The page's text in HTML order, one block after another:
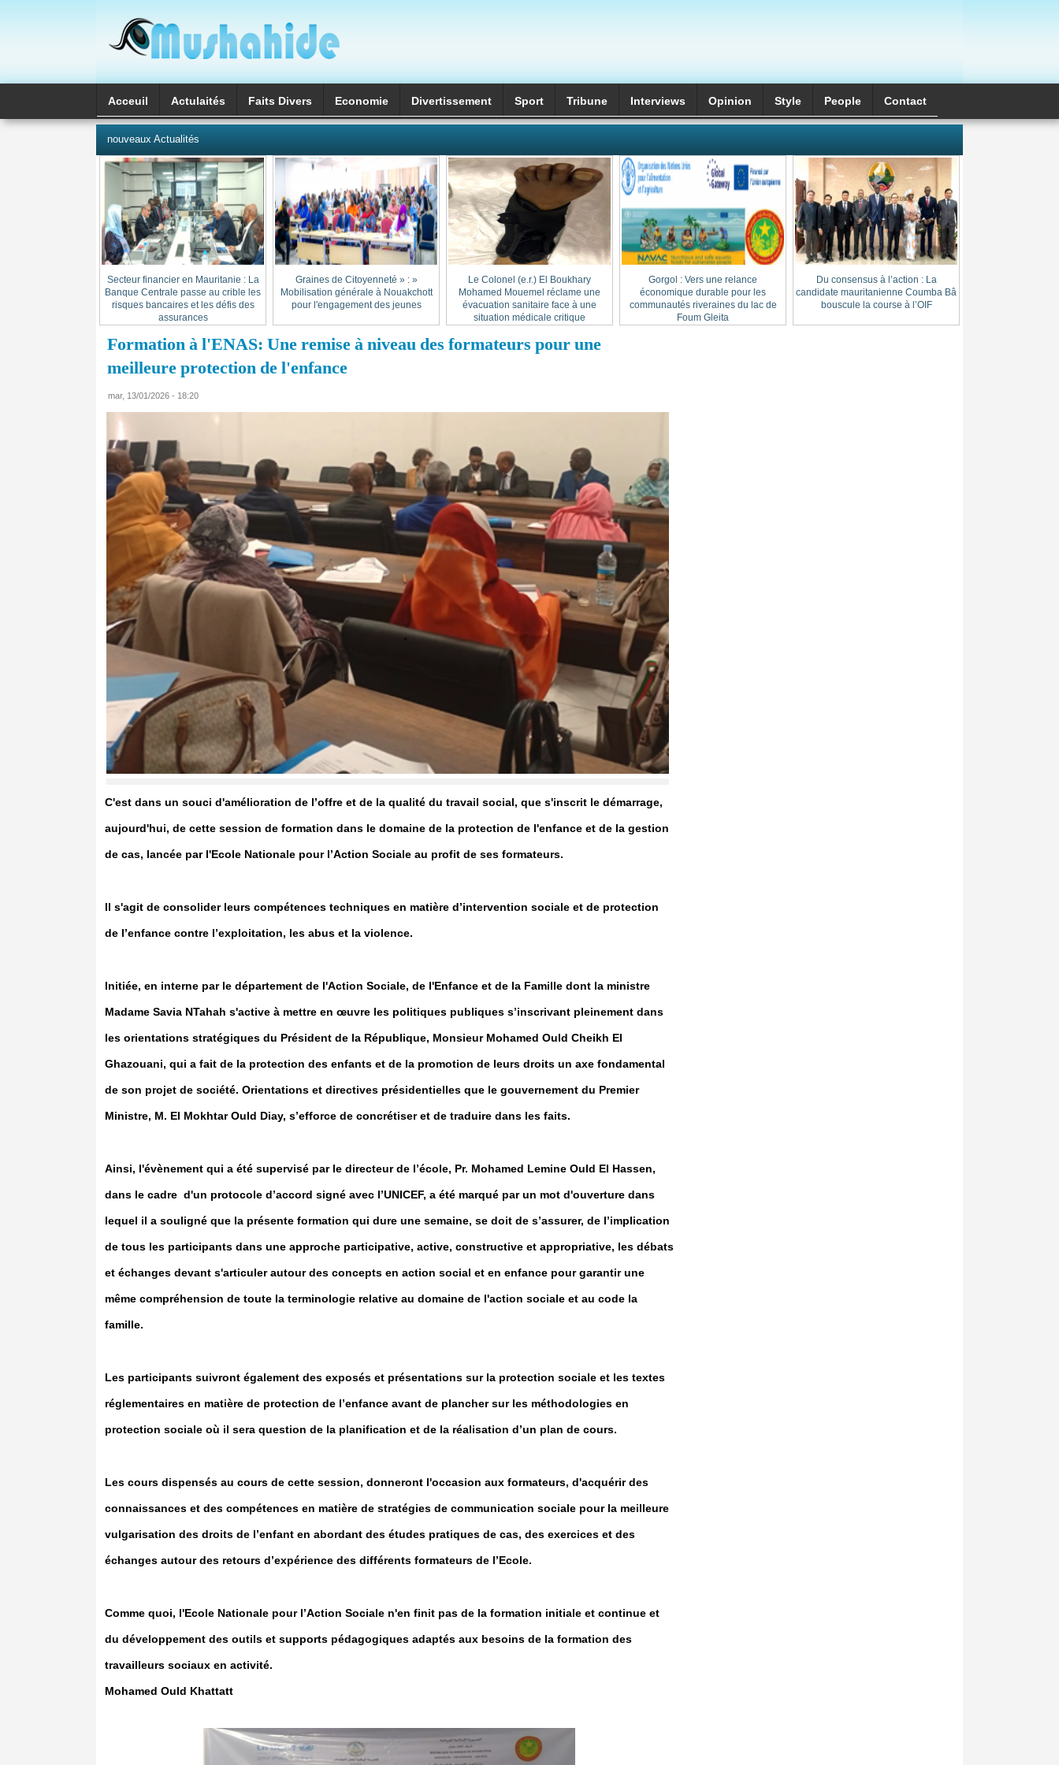
Acceuil Actulaités Faits Divers Economie Divertissement Sport Tribune Interviews Opinion Style َPeople Contact
nouveaux Actualités
Du consensus à l’action : La
candidate mauritanienne Coumba Bâ
bouscule la course à l’OIF
Gorgol : Vers une relance
économique durable pour les
communautés riveraines du lac de
Foum Gleita
Le Colonel (e.r.) El Boukhary
Mohamed Mouemel réclame une
évacuation sanitaire face à une
situation médicale critique
« Graines de Citoyenneté » :
Mobilisation générale à Nouakchott
pour l'engagement des jeunes
Secteur financier en Mauritanie : La
Banque Centrale passe au crible les
risques bancaires et les défis des
assurances
Formation à l'ENAS: Une remise à niveau des formateurs pour une
meilleure protection de l'enfance
mar, 13/01/2026 - 18:20
C'est dans un souci d'amélioration de l’offre et de la qualité du travail social, que s'inscrit le démarrage,
aujourd'hui, de cette session de formation dans le domaine de la protection de l'enfance et de la gestion
de cas, lancée par l'Ecole Nationale pour l’Action Sociale au profit de ses formateurs.
Il s'agit de consolider leurs compétences techniques en matière d’intervention sociale et de protection
de l’enfance contre l’exploitation, les abus et la violence.
Initiée, en interne par le département de l'Action Sociale, de l'Enfance et de la Famille dont la ministre
Madame Savia NTahah s'active à mettre en œuvre les politiques publiques s’inscrivant pleinement dans
les orientations stratégiques du Président de la République, Monsieur Mohamed Ould Cheikh El
Ghazouani, qui a fait de la protection des enfants et de la promotion de leurs droits un axe fondamental
de son projet de société. Orientations et directives présidentielles que le gouvernement du Premier
Ministre, M. El Mokhtar Ould Diay, s’efforce de concrétiser et de traduire dans les faits.
Ainsi, l'évènement qui a été supervisé par le directeur de l’école, Pr. Mohamed Lemine Ould El Hassen,
dans le cadre d'un protocole d’accord signé avec l’UNICEF, a été marqué par un mot d'ouverture dans
lequel il a souligné que la présente formation qui dure une semaine, se doit de s’assurer, de l’implication
de tous les participants dans une approche participative, active, constructive et appropriative, les débats
et échanges devant s'articuler autour des concepts en action social et en enfance pour garantir une
même compréhension de toute la terminologie relative au domaine de l'action sociale et au code la
famille.
Les participants suivront également des exposés et présentations sur la protection sociale et les textes
réglementaires en matière de protection de l’enfance avant de plancher sur les méthodologies en
protection sociale où il sera question de la planification et de la réalisation d’un plan de cours.
Les cours dispensés au cours de cette session, donneront l'occasion aux formateurs, d'acquérir des
connaissances et des compétences en matière de stratégies de communication sociale pour la meilleure
vulgarisation des droits de l’enfant en abordant des études pratiques de cas, des exercices et des
échanges autour des retours d’expérience des différents formateurs de l’Ecole.
Comme quoi, l'Ecole Nationale pour l’Action Sociale n'en finit pas de la formation initiale et continue et
du développement des outils et supports pédagogiques adaptés aux besoins de la formation des
travailleurs sociaux en activité.
Mohamed Ould Khattatt